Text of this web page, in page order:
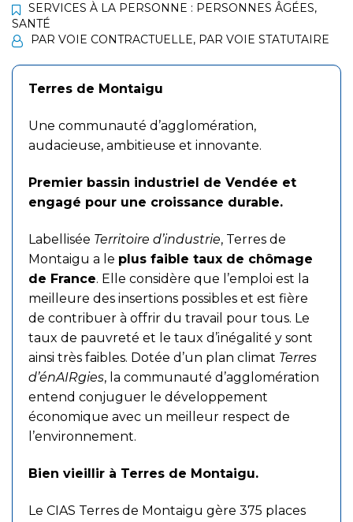
SERVICES À LA PERSONNE : PERSONNES ÂGÉES,
SANTÉ
PAR VOIE CONTRACTUELLE, PAR VOIE STATUTAIRE
Terres de Montaigu
Une communauté d’agglomération,
audacieuse, ambitieuse et innovante.
Premier bassin industriel de Vendée et
engagé pour une croissance durable.
Labellisée Territoire d’industrie, Terres de
Montaigu a le plus faible taux de chômage
de France. Elle considère que l’emploi est la
meilleure des insertions possibles et est fière
de contribuer à offrir du travail pour tous. Le
taux de pauvreté et le taux d’inégalité y sont
ainsi très faibles. Dotée d’un plan climat Terres
d’énAIRgies, la communauté d’agglomération
entend conjuguer le développement
économique avec un meilleur respect de
l’environnement.
Bien vieillir à Terres de Montaigu.
Le CIAS Terres de Montaigu gère 375 places